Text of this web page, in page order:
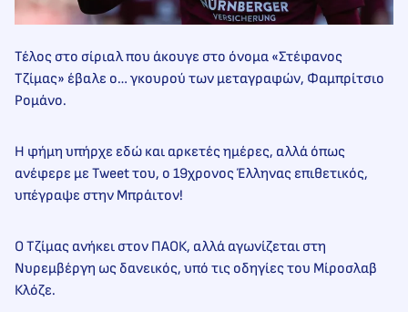
Τέλος στο σίριαλ που άκουγε στο όνομα «Στέφανος
Τζίμας» έβαλε ο… γκουρού των μεταγραφών, Φαμπρίτσιο
Ρομάνο.
Η φήμη υπήρχε εδώ και αρκετές ημέρες, αλλά όπως
ανέφερε με Tweet του, ο 19χρονος Έλληνας επιθετικός,
υπέγραψε στην Μπράιτον!
Ο Τζίμας ανήκει στον ΠΑΟΚ, αλλά αγωνίζεται στη
Νυρεμβέργη ως δανεικός, υπό τις οδηγίες του Μίροσλαβ
Κλόζε.